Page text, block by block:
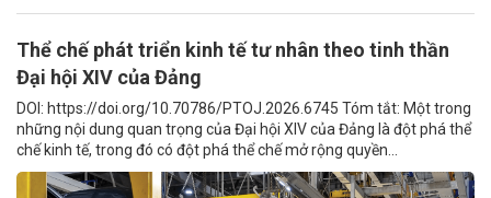
Thể chế phát triển kinh tế tư nhân theo tinh thần
Đại hội XIV của Đảng
DOI: https://doi.org/10.70786/PTOJ.2026.6745 Tóm tắt: Một trong
những nội dung quan trọng của Đại hội XIV của Đảng là đột phá thể
chế kinh tế, trong đó có đột phá thể chế mở rộng quyền...